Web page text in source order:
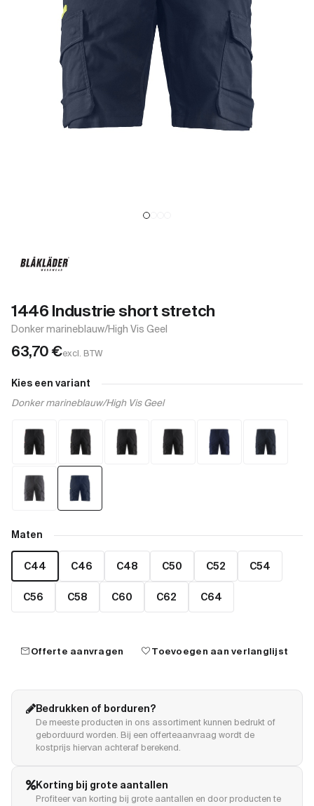
1446 Industrie short stretch
Donker marineblauw/High Vis Geel
63,70€excl. BTW
Kies een variant
Donker marineblauw/High Vis Geel
Maten
C44 C46 C48 C50 C52 C54
C56 C58 C60 C62 C64
mailOfferte aanvragen favoriteToevoegen aan verlanglijst
Bedrukken of borduren?
De meeste producten in ons assortiment kunnen bedrukt of
geborduurd worden. Bij een offerteaanvraag wordt de
kostprijs hiervan achteraf berekend.
Korting bij grote aantallen
Profiteer van korting bij grote aantallen en door producten te